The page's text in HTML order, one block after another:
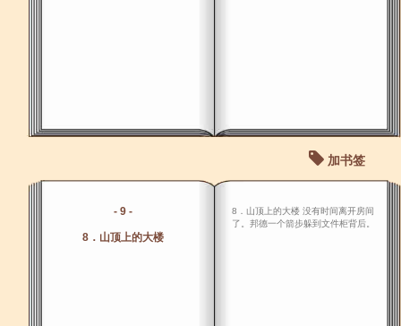
加书签
- 9 -
8．山顶上的大楼
8．山顶上的大楼 没有时间离开房间
了。邦德一个箭步躲到文件柜背后。